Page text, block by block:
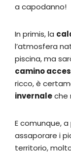
a capodanno!
In primis, la
l’atmosfera
piscina, ma
camino
ricco, è
invernaleche
E comunque,
assaporare i
territorio,